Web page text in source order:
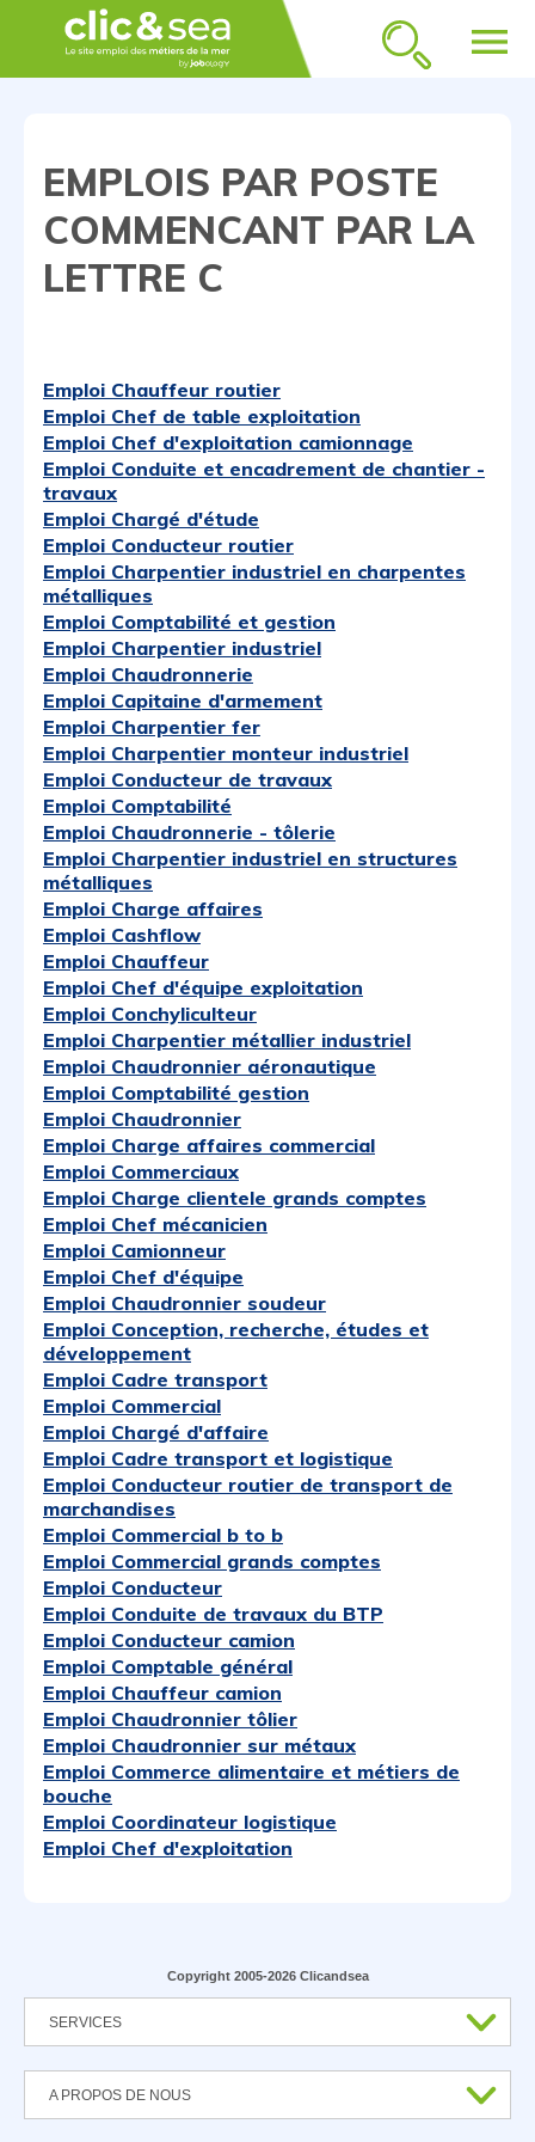
menu
EMPLOIS PAR POSTE
COMMENCANT PAR LA
LETTRE C
Emploi Chauffeur routier
Emploi Chef de table exploitation
Emploi Chef d'exploitation camionnage
Emploi Conduite et encadrement de chantier -
travaux
Emploi Chargé d'étude
Emploi Conducteur routier
Emploi Charpentier industriel en charpentes
métalliques
Emploi Comptabilité et gestion
Emploi Charpentier industriel
Emploi Chaudronnerie
Emploi Capitaine d'armement
Emploi Charpentier fer
Emploi Charpentier monteur industriel
Emploi Conducteur de travaux
Emploi Comptabilité
Emploi Chaudronnerie - tôlerie
Emploi Charpentier industriel en structures
métalliques
Emploi Charge affaires
Emploi Cashflow
Emploi Chauffeur
Emploi Chef d'équipe exploitation
Emploi Conchyliculteur
Emploi Charpentier métallier industriel
Emploi Chaudronnier aéronautique
Emploi Comptabilité gestion
Emploi Chaudronnier
Emploi Charge affaires commercial
Emploi Commerciaux
Emploi Charge clientele grands comptes
Emploi Chef mécanicien
Emploi Camionneur
Emploi Chef d'équipe
Emploi Chaudronnier soudeur
Emploi Conception, recherche, études et
développement
Emploi Cadre transport
Emploi Commercial
Emploi Chargé d'affaire
Emploi Cadre transport et logistique
Emploi Conducteur routier de transport de
marchandises
Emploi Commercial b to b
Emploi Commercial grands comptes
Emploi Conducteur
Emploi Conduite de travaux du BTP
Emploi Conducteur camion
Emploi Comptable général
Emploi Chauffeur camion
Emploi Chaudronnier tôlier
Emploi Chaudronnier sur métaux
Emploi Commerce alimentaire et métiers de
bouche
Emploi Coordinateur logistique
Emploi Chef d'exploitation
Copyright 2005-2026 Clicandsea
SERVICES
A PROPOS DE NOUS